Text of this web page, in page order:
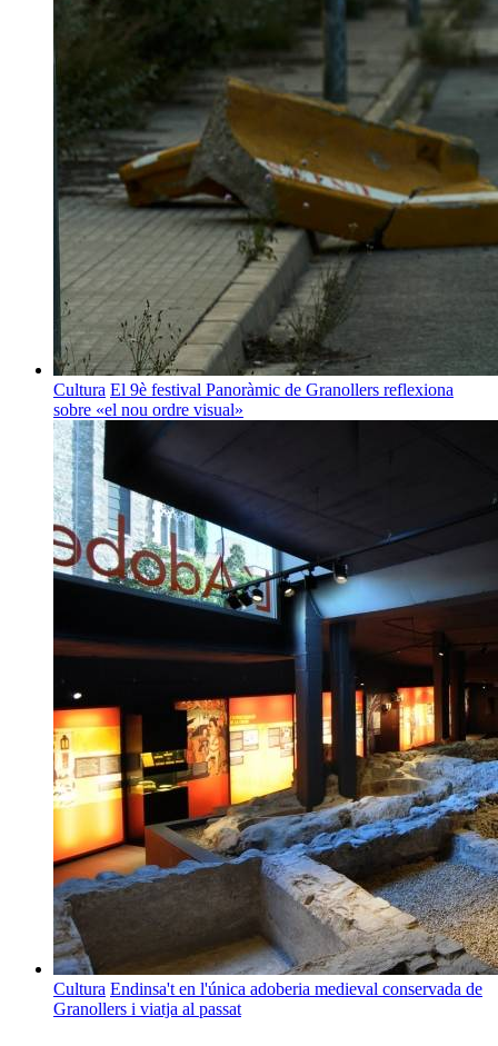
Cultura El 9è festival Panoràmic de Granollers reflexiona
sobre «el nou ordre visual»
Cultura Endinsa't en l'única adoberia medieval conservada de
Granollers i viatja al passat